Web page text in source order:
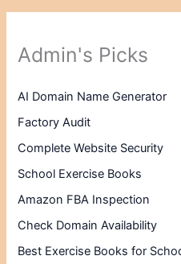
Admin's Picks
AI Domain Name Generator
Factory Audit
Complete Website Security
School Exercise Books
Amazon FBA Inspection
Check Domain Availability
Best Exercise Books for